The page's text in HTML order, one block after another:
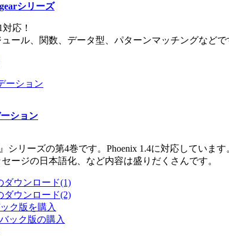
シリーズ
応！
ール、関数、データ型、パターンマッチングなどで
ション
シリーズの第4巻です。Phoenix 1.4に対応していま
ージの日本語化、など内容は盛りだくさんです。
ダウンロード(1)
ダウンロード(2)
ク版を購入
ック版の購入